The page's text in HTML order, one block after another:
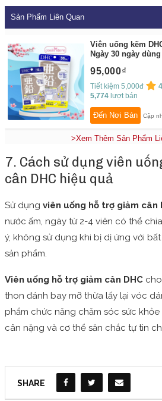
Sản Phẩm Liên Quan
Viên uống kẽm
Ngày 30 ngày
Cosin Store
95,000
Tiết kiệm 5,000đ
5,774 lượt bán
Đến Nơi Bán Cập
>Xem Thêm Sản Phẩm
7. Cách sử dụng viên
cân DHC hiệu quả
Sử dụng viên uống hỗ trợ giảm cân
nước ấm, ngày từ 2-4 viên có thể
ý, không sử dụng khi bị dị ứng với
sản phẩm.
Viên uống hỗ trợ giảm cân DHC
thon đánh bay mỡ thừa lấy lại vóc
phẩm chức năng chăm sóc sức
cân nặng và cơ thể săn chắc tự tin
SHARE